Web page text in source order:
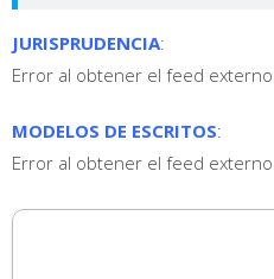
JURISPRUDENCIA:
Error al obtener el feed externo.
MODELOS DE ESCRITOS:
Error al obtener el feed externo.